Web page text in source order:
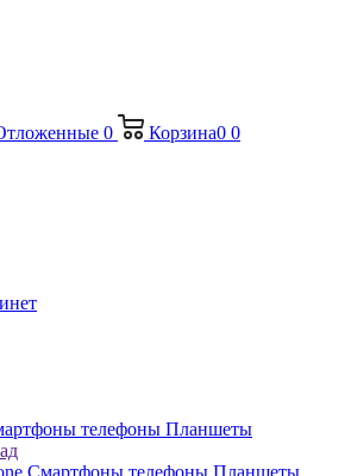
0 Корзина0 0
телефоны Планшеты
Смартфоны телефоны Планшеты